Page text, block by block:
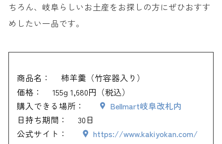
ちろん、岐阜らしいお土産をお探しの方にぜひおすす
めしたい一品です。
商品名：
柿羊羹（竹容器入り）
価格：
155g 1,680円（税込）
購入できる場所：
Bellmart岐阜改札内
日持ち期間：
30日
公式サイト：
https://www.kakiyokan.com/